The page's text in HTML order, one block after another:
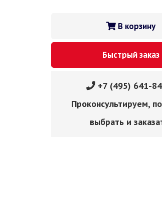
В корзину
Быстрый заказ
+7 (495) 641-
Проконсультируем,
выбрать и